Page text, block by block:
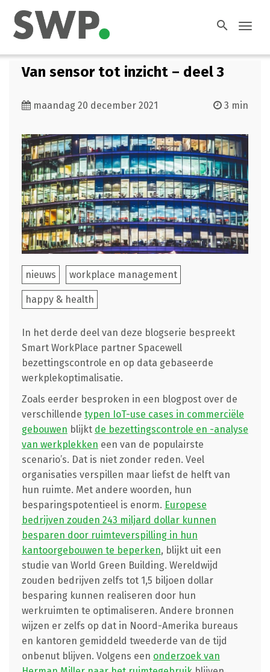
search
Van sensor tot inzicht – deel 3
maandag 20 december 2021 3 min
nieuws workplace management
happy & health
In het derde deel van deze blogserie bespreekt
Smart WorkPlace partner Spacewell
bezettingscontrole en op data gebaseerde
werkplekoptimalisatie.
Zoals eerder besproken in een blogpost over de
verschillende typen IoT-use cases in commerciële
gebouwen blijkt de bezettingscontrole en -analyse
van werkplekken een van de populairste
scenario’s. Dat is niet zonder reden. Veel
organisaties verspillen maar liefst de helft van
hun ruimte. Met andere woorden, hun
besparingspotentieel is enorm. Europese
bedrijven zouden 243 miljard dollar kunnen
besparen door ruimteverspilling in hun
kantoorgebouwen te beperken, blijkt uit een
studie van World Green Building. Wereldwijd
zouden bedrijven zelfs tot 1,5 biljoen dollar
besparing kunnen realiseren door hun
werkruimten te optimaliseren. Andere bronnen
wijzen er zelfs op dat in Noord-Amerika bureaus
en kantoren gemiddeld tweederde van de tijd
onbenut blijven. Volgens een onderzoek van